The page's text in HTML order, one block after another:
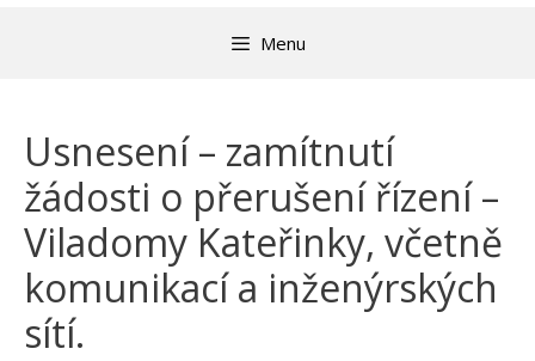
Menu
Usnesení – zamítnutí
žádosti o přerušení řízení –
Viladomy Kateřinky, včetně
komunikací a inženýrských
sítí.